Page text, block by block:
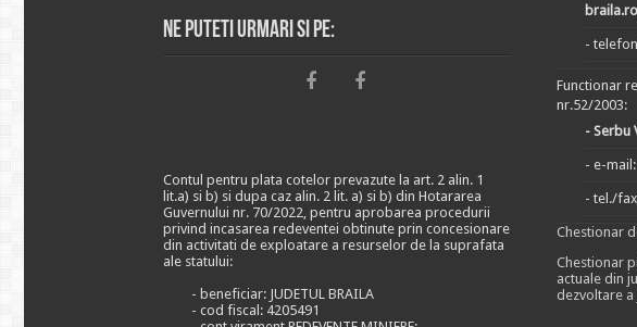
Ne puteti urmari si pe:
Contul pentru plata cotelor prevazute la art. 2 alin. 1
lit.a) si b) si dupa caz alin. 2 lit. a) si b) din Hotararea
Guvernului nr. 70/2022, pentru aprobarea procedurii
privind incasarea redeventei obtinute prin concesionare
din activitati de exploatare a resurselor de la suprafata
ale statului:
- beneficiar: JUDETUL BRAILA
- cod fiscal: 4205491
-
Functionar
nr.52/2003:
- Serbu
- e-mail:
- tel./
Chestionar
Chestionar
actuale din
dezvoltare a